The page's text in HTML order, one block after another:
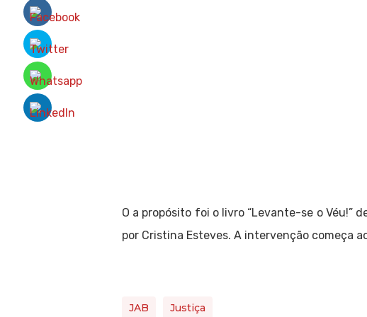
O a propósito foi o livro “Levante-se o Véu!”
por Cristina Esteves. A intervenção começa
JAB Justiça